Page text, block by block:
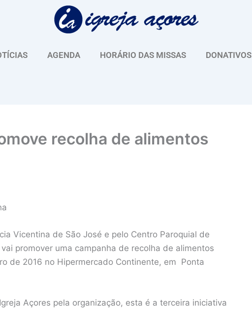
AGENDA HORÁRIO DAS MISSAS DONATIVOS
recolha de alimentos
Vicentina de São José e pelo Centro Paroquial de
promover uma campanha de recolha de alimentos
de 2016 no Hipermercado Continente, em Ponta
Açores pela organização, esta é a terceira iniciativa